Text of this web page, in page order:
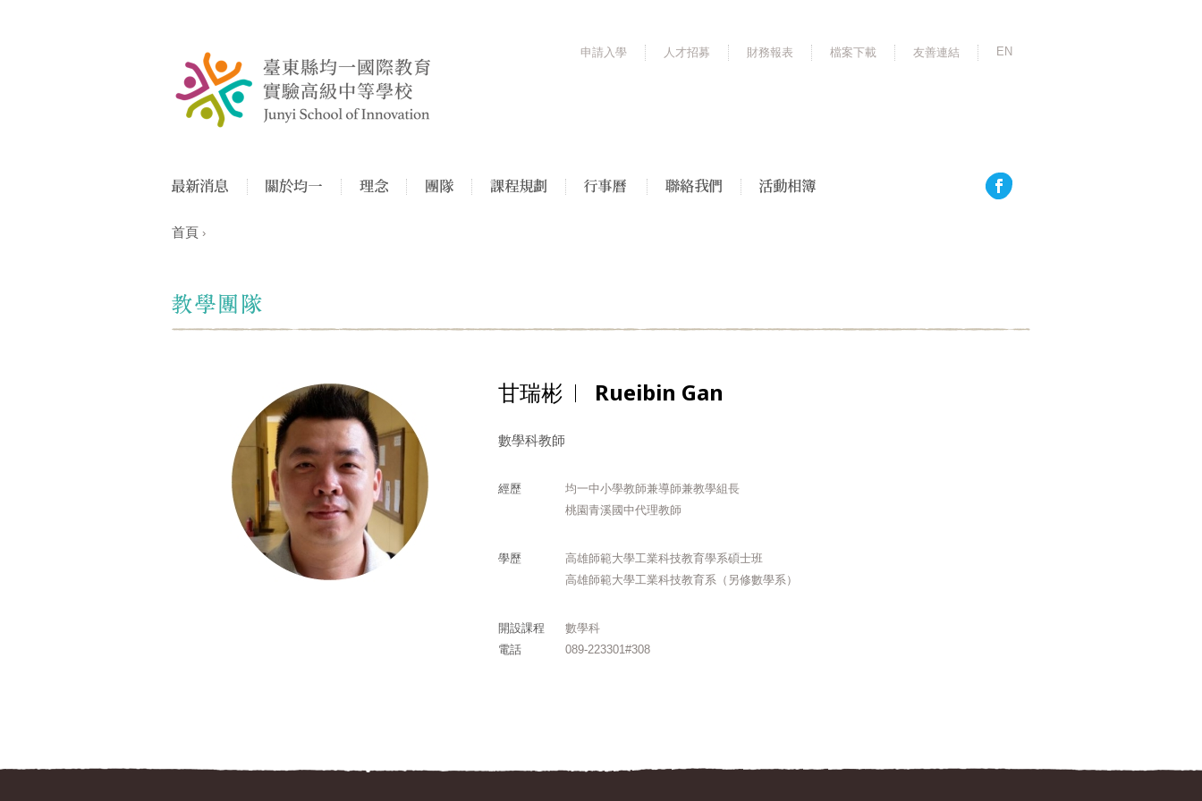
申請入學 人才招募 財務報表 檔案下載 友善連結 EN
首頁 ›
甘瑞彬 Rueibin Gan
數學科教師
經歷
均一中小學教師兼導師兼教學組長
桃園青溪國中代理教師
學歷
高雄師範大學工業科技教育學系碩士班
高雄師範大學工業科技教育系（另修數學系）
開設課程
數學科
電話
089-223301#308